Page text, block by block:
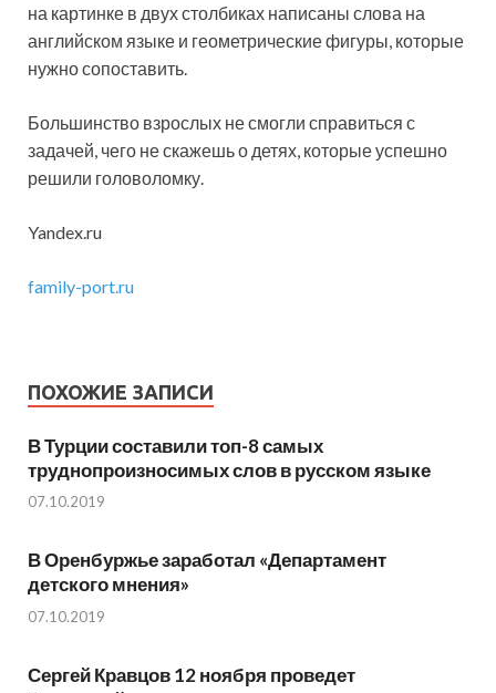
на картинке в двух столбиках написаны слова на
английском языке и геометрические фигуры, которые
нужно сопоставить.
Большинство взрослых не смогли справиться с
задачей, чего не скажешь о детях, которые успешно
решили головоломку.
Yandex.ru
family-port.ru
ПОХОЖИЕ ЗАПИСИ
В Турции составили топ-8 самых
труднопроизносимых слов в русском языке
07.10.2019
В Оренбуржье заработал «Департамент
детского мнения»
07.10.2019
Сергей Кравцов 12 ноября проведет